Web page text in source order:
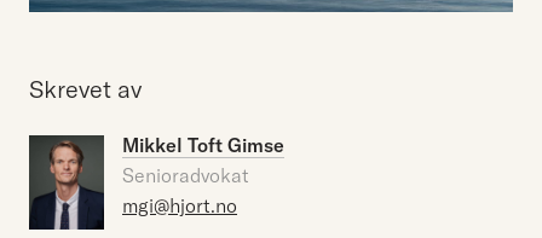
Skrevet av
Mikkel Toft Gimse
Senioradvokat
mgi@hjort.no